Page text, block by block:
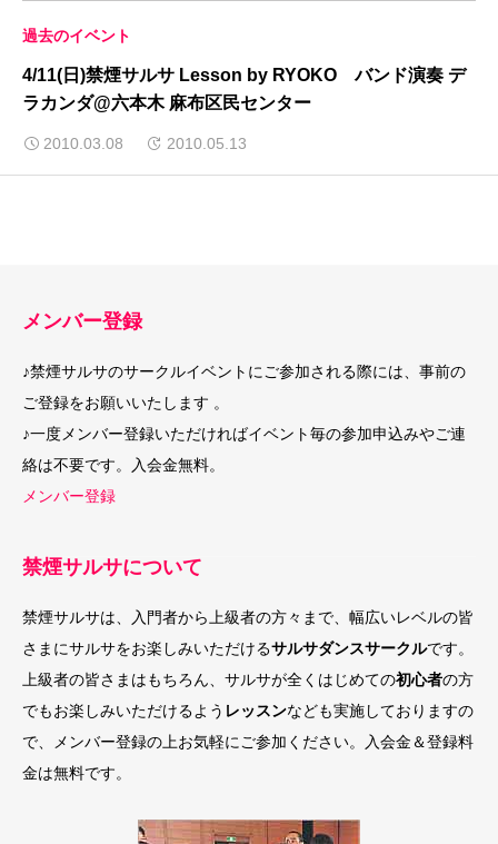
過去のイベント
4/11(日)禁煙サルサ Lesson by RYOKO バンド演奏 デ
ラカンダ@六本木 麻布区民センター
2010.03.08 2010.05.13
メンバー登録
♪禁煙サルサのサークルイベントにご参加される際には、事前の
ご登録をお願いいたします 。
♪一度メンバー登録いただければイベント毎の参加申込みやご連
絡は不要です。入会金無料。
メンバー登録
禁煙サルサについて
禁煙サルサは、入門者から上級者の方々まで、幅広いレベルの皆
さまにサルサをお楽しみいただけるサルサダンスサークルです。
上級者の皆さまはもちろん、サルサが全くはじめての初心者の方
でもお楽しみいただけるよう レッスンなども実施しておりますの
で、メンバー登録の上お気軽にご参加ください。入会金＆登録料
金は無料です。